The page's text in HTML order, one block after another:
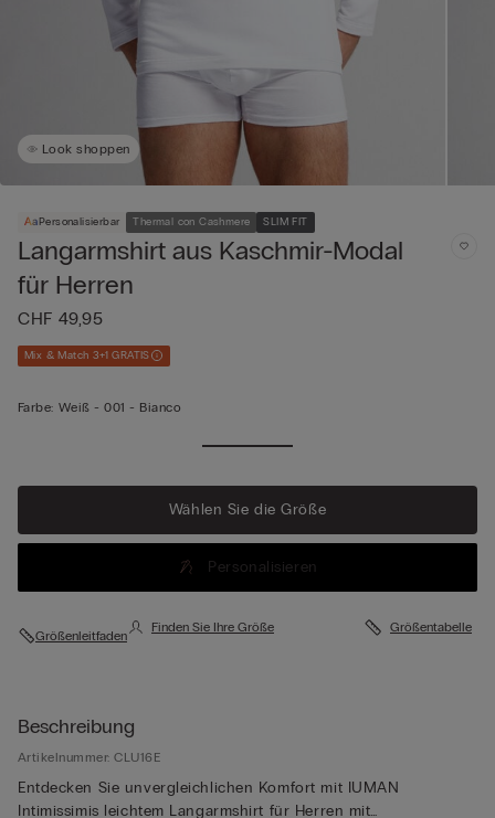
Look shoppen
Personalisierbar Thermal con Cashmere SLIM FIT
Langarmshirt aus Kaschmir-Modal
für Herren
CHF 49,95
Mix & Match 3+1 GRATIS
Farbe: Weiß -001 - Bianco
Wählen Sie die Größe
Personalisieren
Größenleitfaden
Finden Sie Ihre Größe Größentabelle
Beschreibung
Artikelnummer: CLU16E
Entdecken Sie unvergleichlichen Komfort mit IUMAN
Intimissimis leichtem Langarmshirt für Herren mit